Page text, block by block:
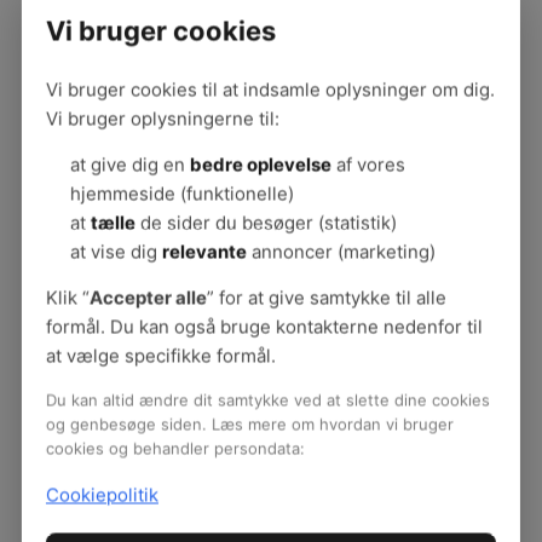
sunde øjne.
Forebyg statisk elektricitet
En anden konsekvens af tør luft er statisk
elektricitet. Men også i forhold til statisk
elektricitet er der en lang række faktorer ud over
den lave relative fugtighed, der har indflydelse på
graden af den statiske elektricitet. Disse faktorer
og gode råd til at tage hånd om den statiske
elektricitet finder du i vores tema om statisk
Tema om statisk elektricitet
Vi bruger cookies
Vi bruger cookies til at indsamle oplysninger om dig.
Vi bruger oplysningerne til:
at give dig en bedre oplevelseaf vores
hjemmeside (funktionelle)
at tællede sider du besøger (statistik)
at vise dig relevanteannoncer (marketing)
Klik “Accepter alle” for at give samtykke til alle
formål. Du kan også bruge kontakterne nedenfor til
at vælge specifikke formål.
Du kan altid ændre dit samtykke ved at slette dine cookies
og genbesøge siden. Læs mere om hvordan vi bruger
cookies og behandler persondata:
Cookiepolitik